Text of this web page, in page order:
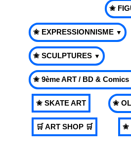
✬
✬ EXPRESSIONNISME ▼
✬ SCULPTURES ▼
✬ 9ème ART / BD & Comics
✬ SKATE ART ✬
🛒 ART SHOP 🛒 ✬